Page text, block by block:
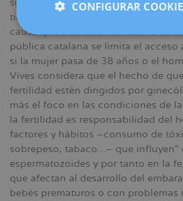
si bien admite que a medida que los
tienen más alteraciones a nivel
causar problemas en el feto. “De
pública catalana se limita el
si la mujer pasa de 38 años o el
Vives considera que el hecho de
fertilidad estén dirigidos por
más el foco en las condiciones de
la fertilidad es responsabilidad del
factores y hábitos –consumo de
sobrepeso, tabaco...– que influyen”
espermatozoides y por tanto en la
que afectan al desarrollo del
bebés prematuros o con problemas
CONFIGURAR